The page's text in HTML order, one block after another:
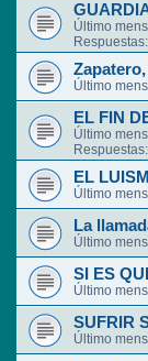
Último
Respuestas:
Último
EL FIN
Último
Respuestas:
EL
Último
La
Último
SI ES
Último
SUFRIR
Último